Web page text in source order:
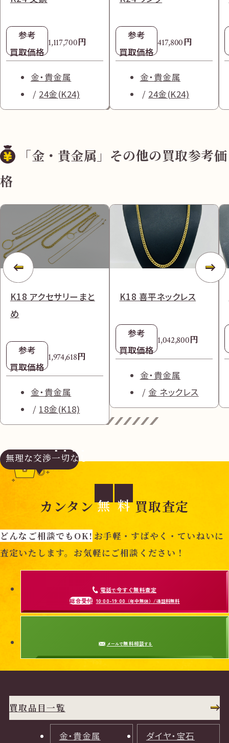
参考
買取価格
1,117,700円
金・貴金属
24金(K24)
参考
買取価格
417,800円
金・貴金属
24金(K24)
「金・貴金属」その他の買取参考価
格
K18 アクセサリーまと
め
参考
買取価格
1,974,618円
金・貴金属
18金(K18)
K18 喜平ネックレス
参考
買取価格
1,042,800円
金・貴金属
金 ネックレス
無理な交渉一切なし
カンタン 無 料 買取査定
どんなご相談でもOK! お手軽・すばやく・ていねいに
査定いたします。お気軽にご相談ください！
電話で今すぐ無料査定
総合受付 10:00-19:00 （年中無休）/通話料無料
メールで無料相談する
買取品目一覧
金・貴金属 ダイヤ・宝石